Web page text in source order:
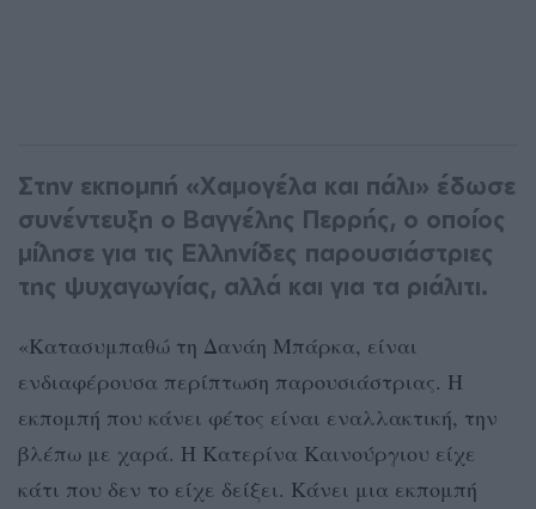
Στην εκπομπή «Χαμογέλα και πάλι» έδωσε
συνέντευξη ο Βαγγέλης Περρής, ο οποίος
μίλησε για τις Ελληνίδες παρουσιάστριες
της ψυχαγωγίας, αλλά και για τα ριάλιτι.
«Κατασυμπαθώ τη Δανάη Μπάρκα, είναι
ενδιαφέρουσα περίπτωση παρουσιάστριας. Η
εκπομπή που κάνει φέτος είναι εναλλακτική, την
βλέπω με χαρά. Η Κατερίνα Καινούργιου είχε
κάτι που δεν το είχε δείξει. Κάνει μια εκπομπή